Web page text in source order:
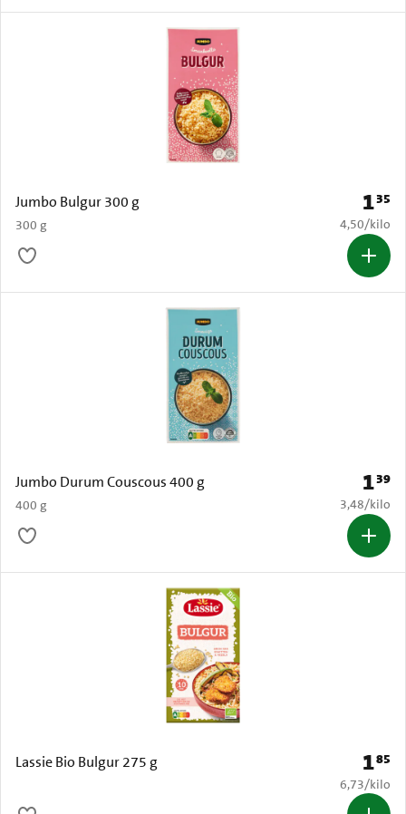
Jumbo Bulgur 300 g
300 g
Prijs:
135
€ 4,50 per
4,50/kilo
Jumbo Durum Couscous 400 g
400 g
Prijs:
139
€ 3,48 per
3,48/kilo
Lassie Bio Bulgur 275 g Prijs:
185
€ 6,73 per
6,73/kilo